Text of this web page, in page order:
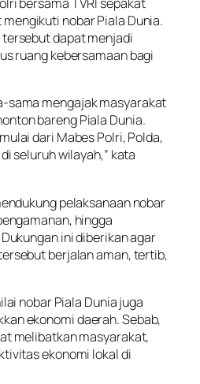
nobar Piala Dunia.
dapat menjadi
ruang kebersamaan bagi
sama mengajak masyarakat
bareng Piala Dunia.
dari Mabes Polri, Polda,
seluruh wilayah,” kata
pelaksanaan nobar
hingga
ini diberikan agar
berjalan aman, tertib,
nobar Piala Dunia juga
ekonomi daerah. Sebab,
melibatkan masyarakat,
ekonomi lokal di